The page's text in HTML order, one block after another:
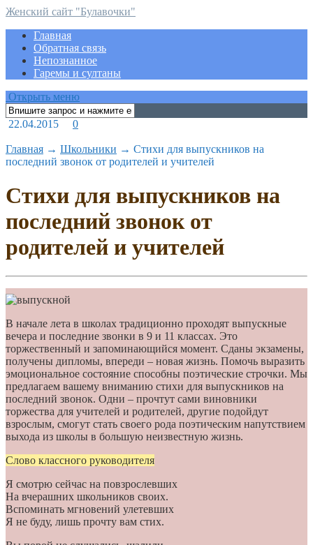
Женский сайт "Булавочки"
Главная
Обратная связь
Непознанное
Гаремы и султаны
Открыть меню
22.04.2015 0
Главная → Школьники → Стихи для выпускников на
последний звонок от родителей и учителей
Стихи для выпускников на
последний звонок от
родителей и учителей
В начале лета в школах традиционно проходят выпускные
вечера и последние звонки в 9 и 11 классах. Это
торжественный и запоминающийся момент. Сданы экзамены,
получены дипломы, впереди – новая жизнь. Помочь выразить
эмоциональное состояние способны поэтические строчки. Мы
предлагаем вашему вниманию стихи для выпускников на
последний звонок. Одни – прочтут сами виновники
торжества для учителей и родителей, другие подойдут
взрослым, смогут стать своего рода поэтическим напутствием
выхода из школы в большую неизвестную жизнь.
Слово классного руководителя
Я смотрю сейчас на повзрослевших
На вчерашних школьников своих.
Вспоминать мгновений улетевших
Я не буду, лишь прочту вам стих.